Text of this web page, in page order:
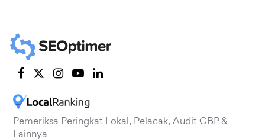
Pemeriksa Peringkat Lokal, Pelacak, Audit GBP &
Lainnya